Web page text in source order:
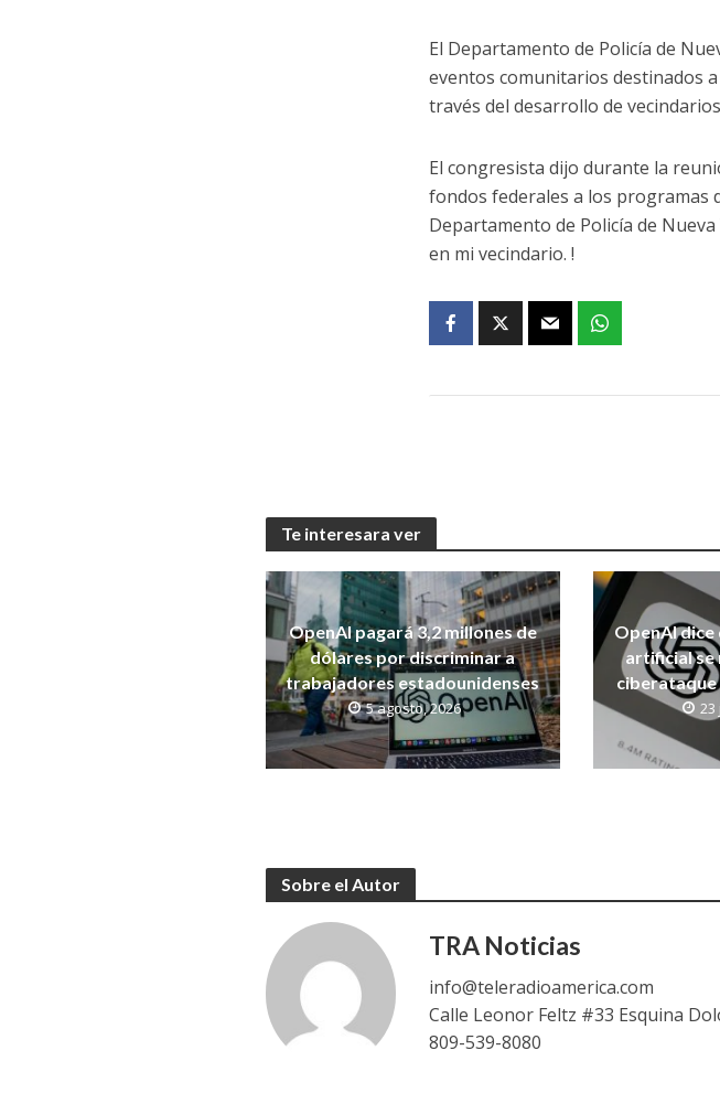
El Departamento de Policía de
eventos comunitarios destinados
través del desarrollo de
El congresista dijo durante la
fondos federales a los programas
Departamento de Policía de
en mi vecindario. !
Te interesara ver
OpenAI pagará 3,2 millones de
dólares por discriminar a
trabajadores estadounidenses
5 agosto, 2026
OpenAI dice
artificial se
ciberataque
23
Sobre el Autor
TRA Noticias
info@teleradioamerica.com
Calle Leonor Feltz #33 Esquina
809-539-8080